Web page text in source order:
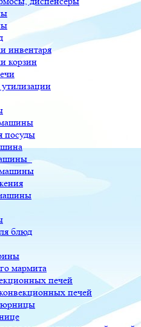
инвентаря
корзин
посуды
блюд
мармита
печей
печей